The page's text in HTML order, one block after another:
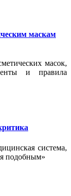
маскам
масок,
и правила
система,
подобным»